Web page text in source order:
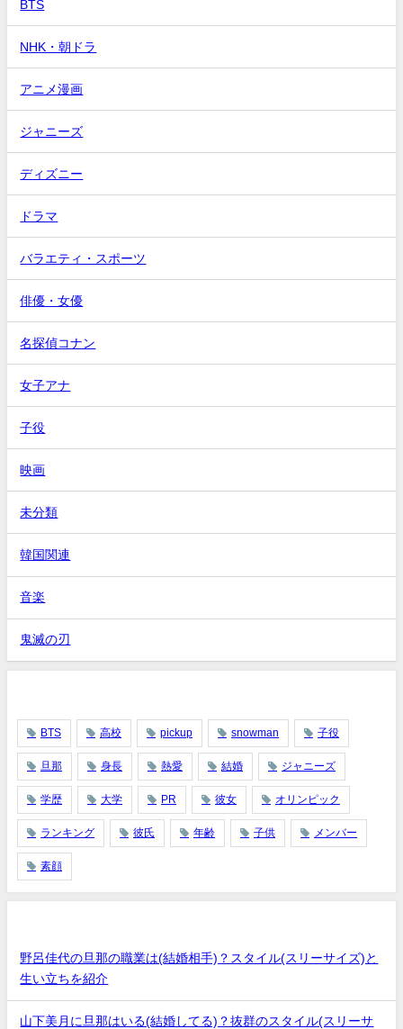
BTS
NHK・朝ドラ
アニメ漫画
ジャニーズ
ディズニー
ドラマ
バラエティ・スポーツ
俳優・女優
名探偵コナン
女子アナ
子役
映画
未分類
韓国関連
音楽
鬼滅の刃
BTS 高校 pickup snowman 子役
旦那 身長 熱愛 結婚 ジャニーズ
学歴 大学 PR 彼女 オリンピック
ランキング 彼氏 年齢 子供 メンバー
素顔
野呂佳代の旦那の職業は(結婚相手)？スタイル(スリーサイズ)と
生い立ちを紹介
山下美月に旦那はいる(結婚してる)？抜群のスタイル(スリーサ